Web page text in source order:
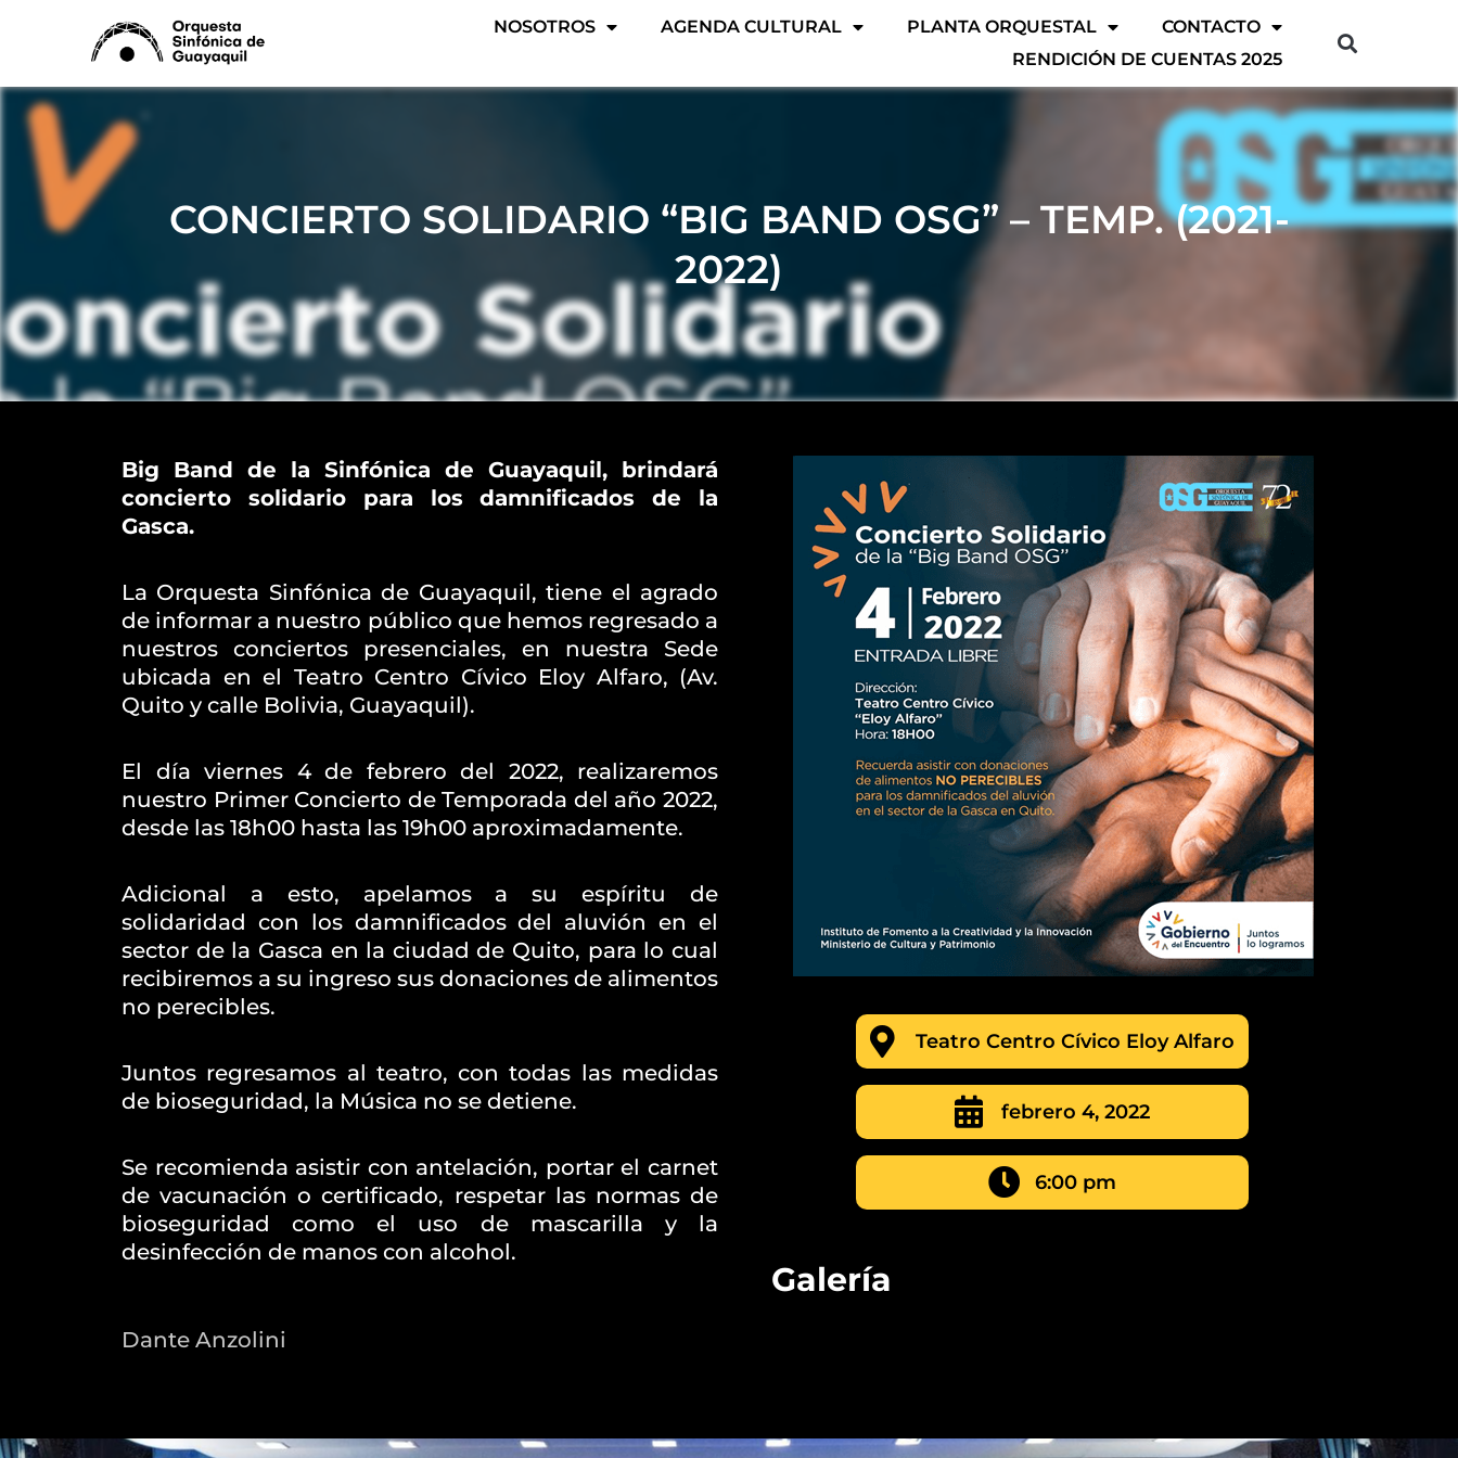
NOSOTROS AGENDA CULTURAL PLANTA ORQUESTAL
CONTACTO
RENDICIÓN DE CUENTAS 2025
CONCIERTO SOLIDARIO “BIG BAND OSG” – TEMP. (2021-
2022)
Big Band de la Sinfónica de Guayaquil, brindará
concierto solidario para los damnificados de la
Gasca.
La Orquesta Sinfónica de Guayaquil, tiene el agrado
de informar a nuestro público que hemos regresado a
nuestros conciertos presenciales, en nuestra Sede
ubicada en el Teatro Centro Cívico Eloy Alfaro, (Av.
Quito y calle Bolivia, Guayaquil).
El día viernes 4 de febrero del 2022, realizaremos
nuestro Primer Concierto de Temporada del año 2022,
desde las 18h00 hasta las 19h00 aproximadamente.
Adicional a esto, apelamos a su espíritu de
solidaridad con los damnificados del aluvión en el
sector de la Gasca en la ciudad de Quito, para lo cual
recibiremos a su ingreso sus donaciones de alimentos
no perecibles.
Juntos regresamos al teatro, con todas las medidas
de bioseguridad, la Música no se detiene.
Se recomienda asistir con antelación, portar el carnet
de vacunación o certificado, respetar las normas de
bioseguridad como el uso de mascarilla y la
desinfección de manos con alcohol.
Dante Anzolini
Teatro Centro Cívico Eloy Alfaro
febrero 4, 2022
6:00 pm
Galería